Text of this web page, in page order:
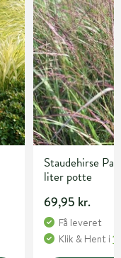
Staudehirse
liter potte
69,95 kr.
Få leveret
Klik & Hent i